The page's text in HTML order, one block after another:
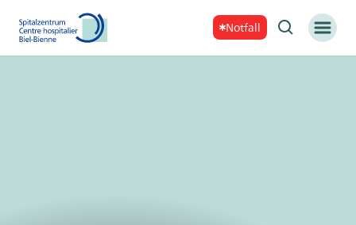
Notfall